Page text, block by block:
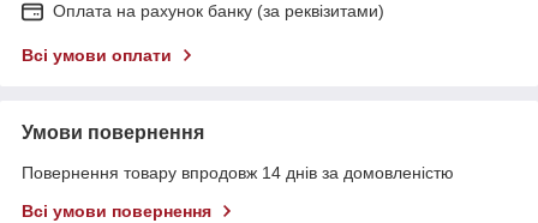
Оплата на рахунок банку (за реквізитами)
Всі умови оплати
Умови повернення
Повернення товару впродовж 14 днів за домовленістю
Всі умови повернення